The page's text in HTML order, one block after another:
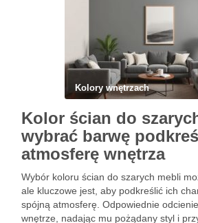
Kolory wnętrzach
Kolor ścian do
wybrać barwę
atmosferę wnętrza
Wybór koloru ścian do szarych mebli
ale kluczowe jest, aby podkreślić ich
spójną atmosferę. Odpowiednie
wnętrze, nadając mu pożądany styl i